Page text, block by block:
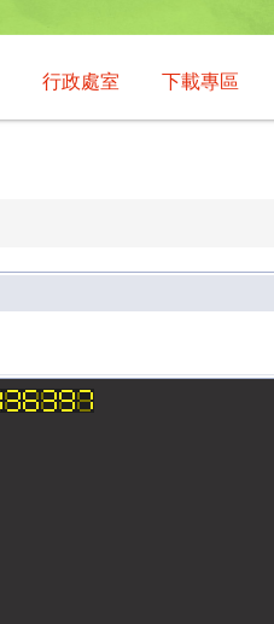
行政處室 下載專區